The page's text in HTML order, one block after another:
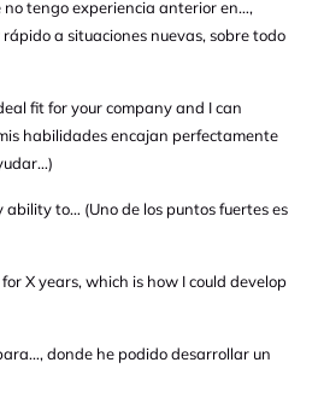
tengo experiencia anterior en…,
a situaciones nuevas, sobre todo
fit for your company and I can
habilidades encajan perfectamente
to… (Uno de los puntos fuertes es
X years, which is how I could develop
donde he podido desarrollar un